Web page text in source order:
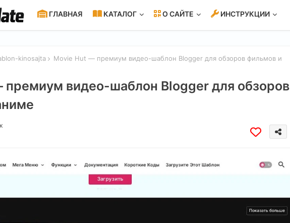
ГЛАВНАЯ КАТАЛОГ О САЙТЕ ИНСТРУКЦИИ
kinosajta
Movie Hut — премиум видео-шаблон Blogger для обзоров фильмов и
видео-шаблон Blogger для обзоров